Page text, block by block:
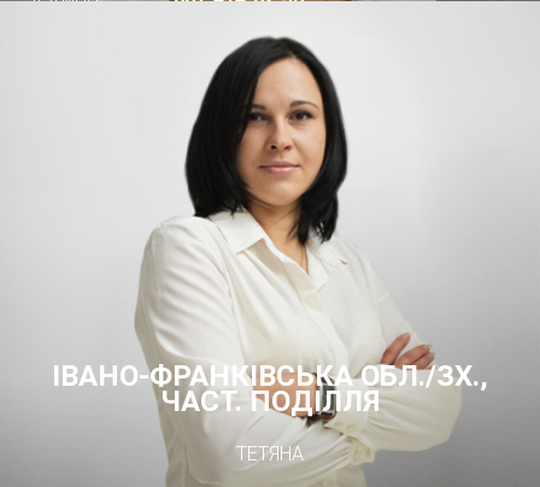
ІВАНО-ФРАНКІВСЬКА ОБЛ./ЗХ.,
ЧАСТ. ПОДІЛЛЯ
ТЕТЯНА